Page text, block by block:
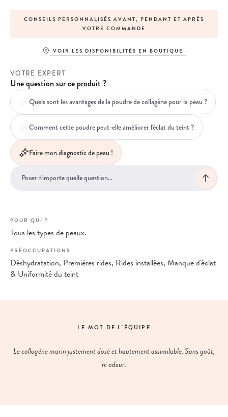
PENDANT ET APRÈS
EXPÉDITION LE JOUR-MÊME POUR
VOIR LES DISPONIBILITÉS EN BOUTIQUE
VOTRE EXPERT
Une question sur ce produit ?
Quels sont les avantages de la poudre de collagène pour la peau ?
Comment cette poudre peut-elle améliorer l'éclat du teint ?
Faire mon diagnostic de peau !
POUR QUI ?
Tous les types de peaux.
PRÉOCCUPATIONS
Déshydratation, Premières rides, Rides installées, Manque d'éclat
& Uniformité du teint
LE MOT DE L'ÉQUIPE
Le collagène marin justement dosé et hautement assimilable. Sans goût,
ni odeur.